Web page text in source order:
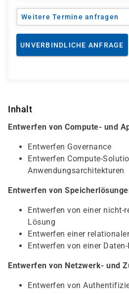
Weitere Termine anfragen
UNVERBINDLICHE ANFRAGE
Inhalt
Entwerfen von Compute- und
Entwerfen Governance
Entwerfen Compute-
Anwendungsarchitekturen
Entwerfen von
Entwerfen von einer nicht-
Lösung
Entwerfen einer
Entwerfen von einer
Entwerfen von Netzwerk- und
Entwerfen von